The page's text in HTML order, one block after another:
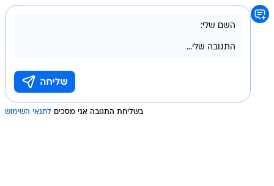
בשליחת התגובה אני מסכים לתנאי השימוש